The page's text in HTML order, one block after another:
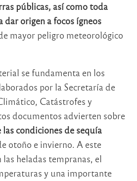
públicas, así como toda
origen a focos ígneos
mayor peligro meteorológico
se fundamenta en los
por la Secretaría de
Catástrofes y
documentos advierten sobre
condiciones de sequía
otoño e invierno. A este
las heladas tempranas, el
y una importante